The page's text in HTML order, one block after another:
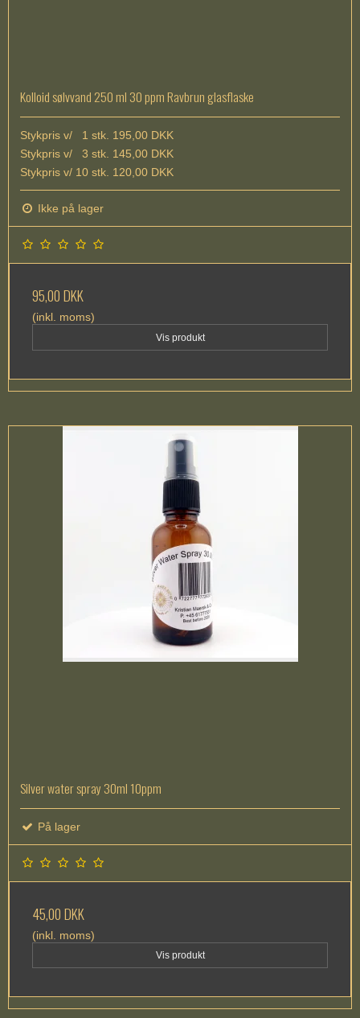
Kolloid sølvvand 250 ml 30 ppm Ravbrun glasflaske
Stykpris v/ 1 stk. 195,00 DKK
Stykpris v/ 3 stk. 145,00 DKK
Stykpris v/ 10 stk. 120,00 DKK
Ikke på lager
95,00 DKK
(inkl. moms)
Vis produkt
Silver water spray 30ml 10ppm
På lager
45,00 DKK
(inkl. moms)
Vis produkt